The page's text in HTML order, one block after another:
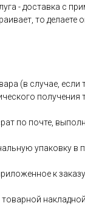
- доставка с
то
(в случае,
получения
по почте,
упаковку
к